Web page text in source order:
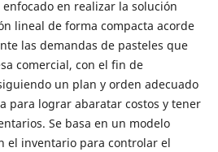
en realizar la solución
lineal de forma compacta acorde
las demandas de pasteles que
comercial, con el fin de
un plan y orden adecuado
para lograr abaratar costos y tener
Se basa en un modelo
el inventario para controlar el